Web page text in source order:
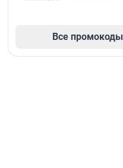
Все промокоды